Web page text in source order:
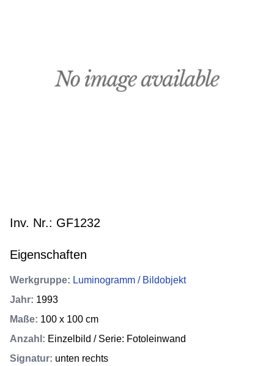
Inv. Nr.: GF1232
Eigenschaften
Werkgruppe: Luminogramm / Bildobjekt
Jahr: 1993
Maße: 100 x 100 cm
Anzahl : Einzelbild / Serie: Fotoleinwand
Signatur: unten rechts